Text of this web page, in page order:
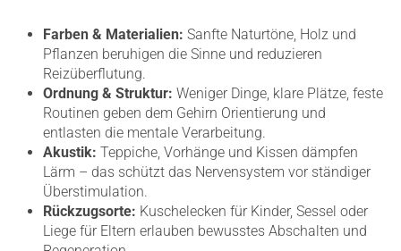
Farben & Materialien: Sanfte Naturtöne, Holz und
Pflanzen beruhigen die Sinne und reduzieren
Reizüberflutung.
Ordnung & Struktur: Weniger Dinge, klare Plätze, feste
Routinen geben dem Gehirn Orientierung und
entlasten die mentale Verarbeitung.
Akustik: Teppiche, Vorhänge und Kissen dämpfen
Lärm – das schützt das Nervensystem vor ständiger
Überstimulation.
Rückzugsorte: Kuschelecken für Kinder, Sessel oder
Liege für Eltern erlauben bewusstes Abschalten und